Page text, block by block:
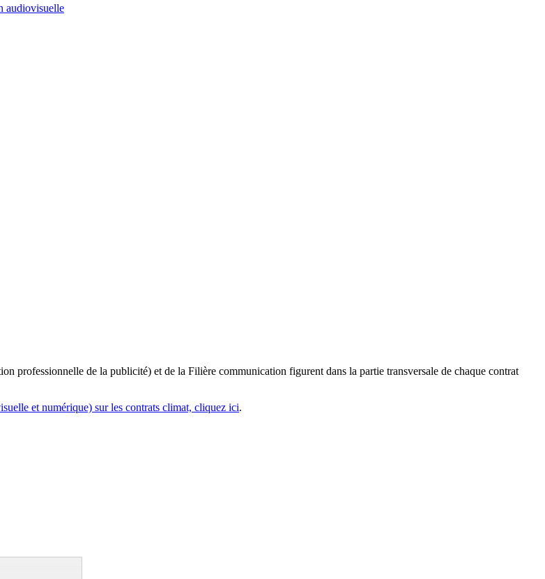
audiovisuelle
professionnelle de la publicité) et de la Filière communication figurent dans la partie transversale de chaque contrat
et numérique) sur les contrats climat, cliquez ici.